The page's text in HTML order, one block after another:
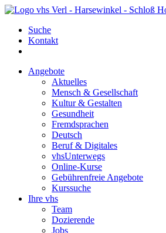
Suche
Kontakt
Angebote
Aktuelles
Mensch & Gesellschaft
Kultur & Gestalten
Gesundheit
Fremdsprachen
Deutsch
Beruf & Digitales
vhsUnterwegs
Online-Kurse
Gebührenfreie Angebote
Kurssuche
Ihre vhs
Team
Dozierende
Jobs